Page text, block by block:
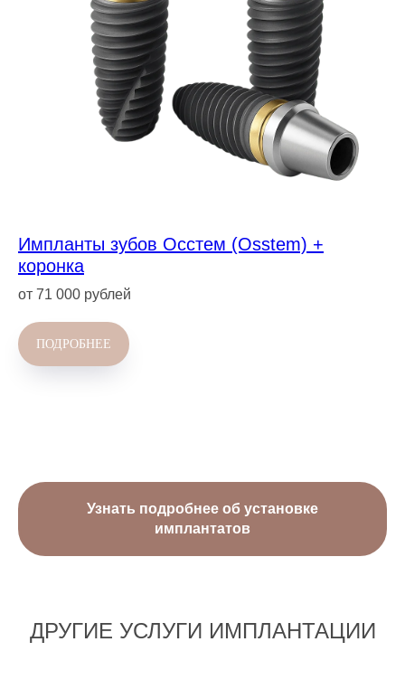
Импланты зубов Осстем (Osstem) +
коронка
от 71 000 рублей
ПОДРОБНЕЕ
Узнать подробнее об установке
имплантатов
ДРУГИЕ УСЛУГИ ИМПЛАНТАЦИИ